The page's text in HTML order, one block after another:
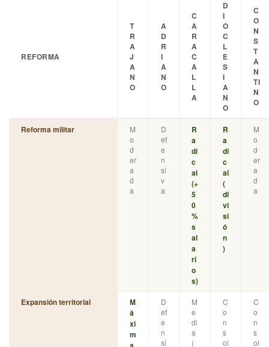
REFORMA
T
R
A
J
A
N
O
A
D
R
I
A
N
O
C
A
R
A
C
A
L
L
A
D
I
O
C
L
E
S
I
A
N
O
C
O
N
S
T
A
N
TI
N
O
Reforma militar
M
o
d
er
a
d
a
D
ef
e
n
si
v
a
R
a
di
c
al
(+
5
0
%
s
al
a
ri
o
s)
R
a
di
c
al
(
di
vi
si
ó
n
)
M
o
d
er
a
d
a
Expansión territorial
M
á
xi
m
D
ef
e
n
si
M
e
di
a
(
C
o
n
s
ol
C
o
n
s
ol